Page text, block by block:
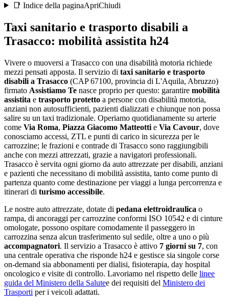
📑 Indice della paginaApriChiudi
Taxi sanitario e trasporto disabili a
Trasacco: mobilità assistita h24
Vivere o muoversi a Trasacco con una disabilità motoria richiede
mezzi pensati apposta. Il servizio di taxi sanitario e trasporto
disabili a Trasacco (CAP67100, provincia di L'Aquila, Abruzzo)
firmato Assistiamo Te nasce proprio per questo: garantire mobilità
assistita e trasporto protetto a persone con disabilità motoria,
anziani non autosufficienti, pazienti dializzati e chiunque non possa
salire su un taxi tradizionale. Operiamo quotidianamente su arterie
come Via Roma, Piazza Giacomo Matteotti e Via Cavour, dove
conosciamo accessi, ZTL e punti di carico in sicurezza per le
carrozzine; le frazioni e contrade di Trasacco sono raggiungibili
anche con mezzi attrezzati, grazie a navigatori professionali.
Trasacco è servita ogni giorno da auto attrezzate per disabili, anziani
e pazienti che necessitano di mobilità assistita, tanto come punto di
partenza quanto come destinazione per viaggi a lunga percorrenza e
itinerari di turismo accessibile.
Le nostre auto attrezzate, dotate di pedana elettroidraulica o
rampa, di ancoraggi per carrozzine conformi ISO 10542 e di cinture
omologate, possono ospitare comodamente il passeggero in
carrozzina senza alcun trasferimento sul sedile, oltre a uno o più
accompagnatori. Il servizio a Trasacco è attivo 7 giorni su 7, con
una centrale operativa che risponde h24 e gestisce sia singole corse
on-demand sia abbonamenti per dialisi, fisioterapia, day hospital
oncologico e visite di controllo. Lavoriamo nel rispetto delle linee
guida del Ministero della Salutee dei requisiti del Ministero dei
Trasporti per i veicoli adattati.